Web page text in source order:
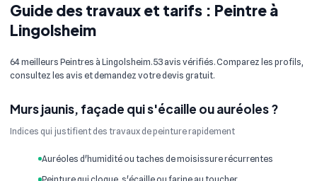
Guide des travaux et tarifs : Peintre à
Lingolsheim
64 meilleurs Peintres à Lingolsheim. 53 avis vérifiés. Comparez les profils,
consultez les avis et demandez votre devis gratuit.
Murs jaunis, façade qui s'écaille ou auréoles ?
Indices qui justifient des travaux de peinture rapidement
Auréoles d'humidité ou taches de moisissure récurrentes